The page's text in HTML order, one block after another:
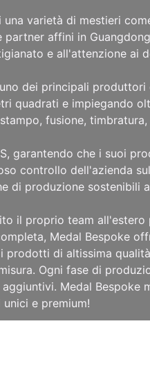
varietà di mestieri
affini in
e all'attenzione ai
dei principali
quadrati e impiegando
fusione,
garantendo che i suoi
controllo dell'azienda
di produzione sostenibili
il proprio team all'estero
Medal Bespoke
prodotti di altissima
Ogni fase di
Medal Bespoke
e premium!